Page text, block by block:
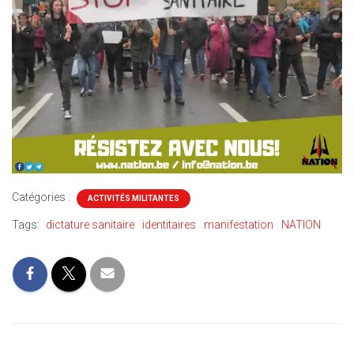
Catégories : ACTIVITÉS MILITANTES
Tags: dictature sanitaire identitaires manifestation NATION